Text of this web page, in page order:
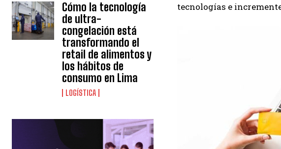
Cómo la tecnología
de ultra-
congelación está
transformando el
retail de alimentos y
los hábitos de
consumo en Lima
LOGÍSTICA
tecnologías e